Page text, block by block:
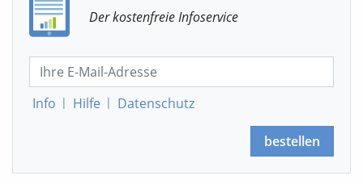
Der kostenfreie Infoservice
Info | Hilfe | Datenschutz
bestellen